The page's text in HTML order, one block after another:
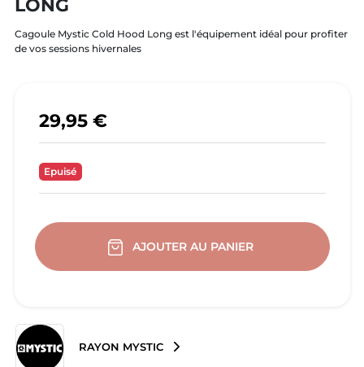
LONG
Cagoule Mystic Cold Hood Long est l'équipement idéal pour profiter
de vos sessions hivernales
29,95 €
Epuisé
AJOUTER AU PANIER
RAYON MYSTIC